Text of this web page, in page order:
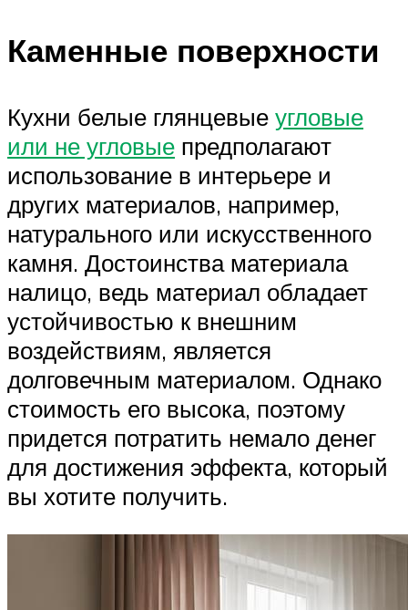
Каменные поверхности
Кухни белые глянцевые угловые
или не угловые предполагают
использование в интерьере и
других материалов, например,
натурального или искусственного
камня. Достоинства материала
налицо, ведь материал обладает
устойчивостью к внешним
воздействиям, является
долговечным материалом. Однако
стоимость его высока, поэтому
придется потратить немало денег
для достижения эффекта, который
вы хотите получить.